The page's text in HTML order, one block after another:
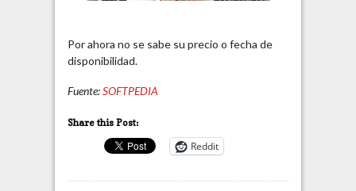
Por ahora no se sabe su precio o fecha de
disponibilidad.
Fuente:SOFTPEDIA
Share this Post:
Reddit